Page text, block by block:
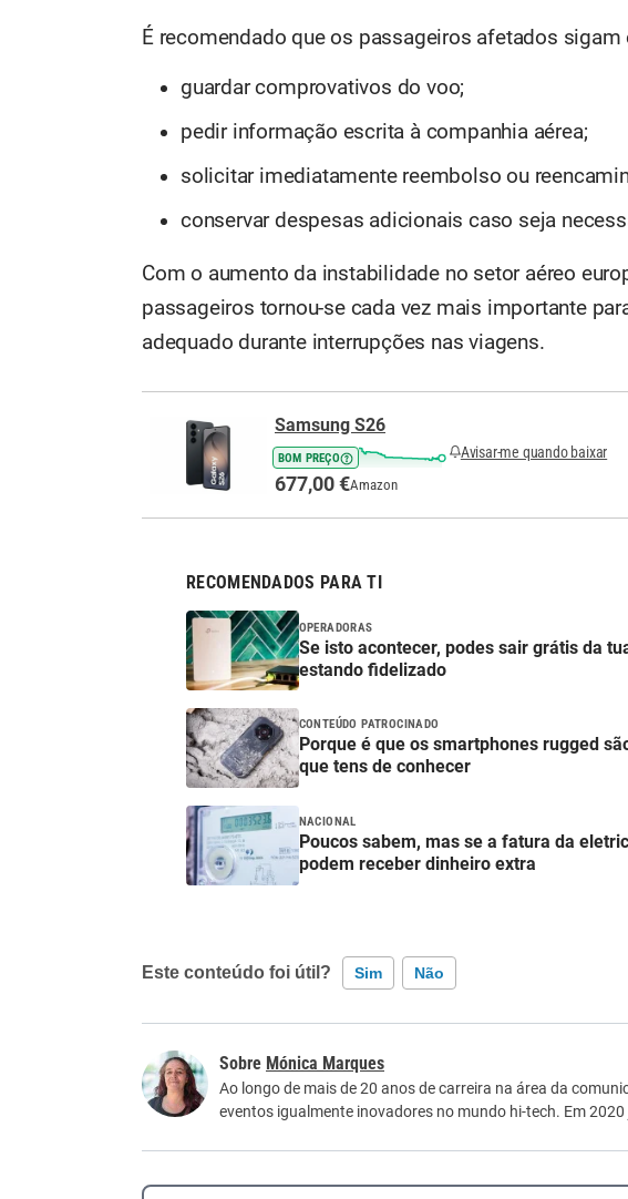
É recomendado que os passageiros afetados sigam
guardar comprovativos do voo;
pedir informação escrita à companhia aérea;
solicitar imediatamente reembolso ou
conservar despesas adicionais caso seja
Com o aumento da instabilidade no setor aéreo
passageiros tornou-se cada vez mais importante
adequado durante interrupções nas viagens.
Samsung S26
BOM PREÇO Avisar-me quando baixar
677,00 €Amazon
RECOMENDADOS PARA TI
OPERADORAS
Se isto acontecer, podes sair grátis da
estando fidelizado
CONTEÚDO PATROCINADO
Porque é que os smartphones rugged
que tens de conhecer
NACIONAL
Poucos sabem, mas se a fatura da
podem receber dinheiro extra
Este conteúdo foi útil? Sim Não
Este conteúdo não tem a informação que procuro
Mónica Marques
Ao longo de mais de 20 anos de carreira na área da
eventos igualmente inovadores no mundo hi-tech. Em